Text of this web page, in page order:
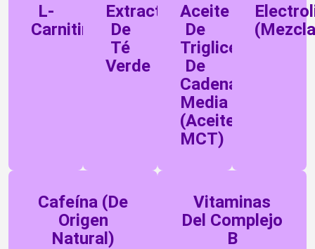
L-
Carnitina
Extracto
De
Té
Verde
Aceite
De
Triglicéridos
De
Cadena
Media
(aceite
MCT)
Cafeína (de
Origen
Natural)
Vitaminas
Del Complejo
B